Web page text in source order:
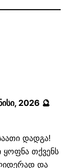
2026 🔮
დადგა!
თქვენს
და